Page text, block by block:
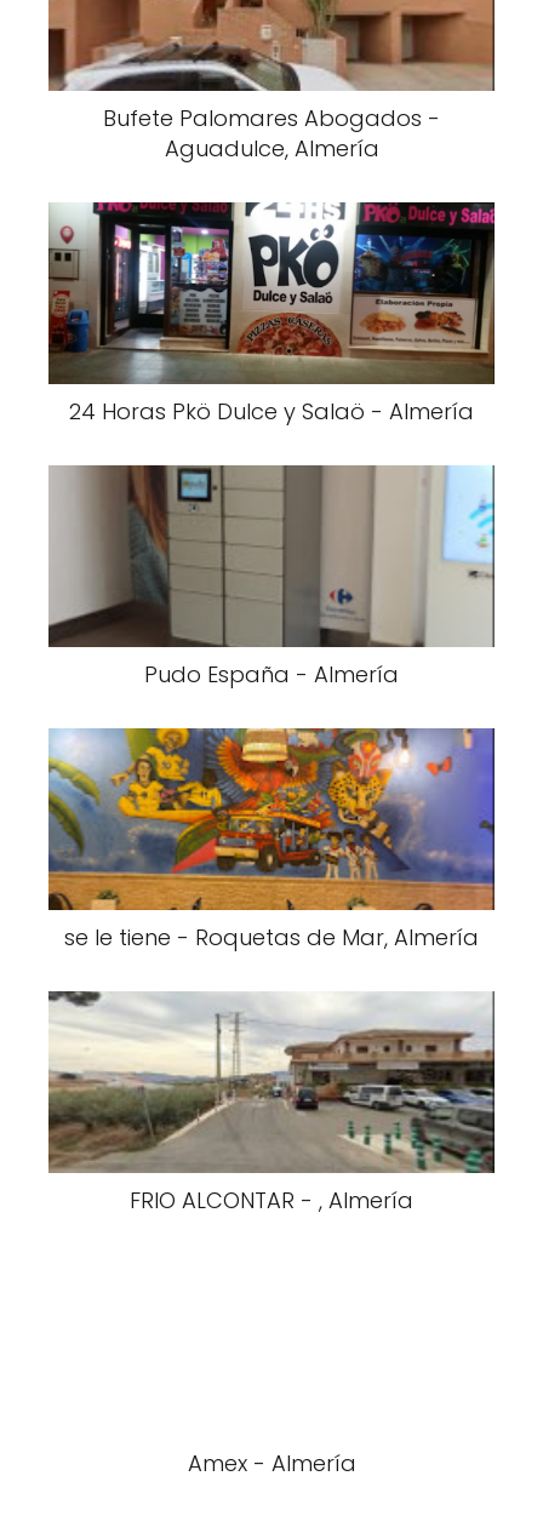
Bufete Palomares Abogados -
Aguadulce, Almería
24 Horas Pkö Dulce y Salaö - Almería
Pudo España - Almería
se le tiene - Roquetas de Mar, Almería
FRIO ALCONTAR - , Almería
Amex - Almería